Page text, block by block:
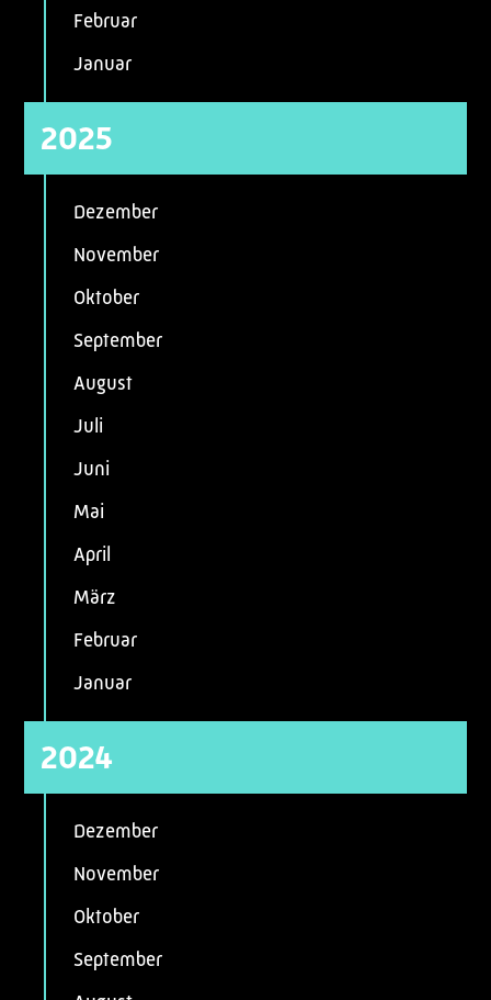
Februar
Januar
2025
Dezember
November
Oktober
September
August
Juli
Juni
Mai
April
März
Februar
Januar
2024
Dezember
November
Oktober
September